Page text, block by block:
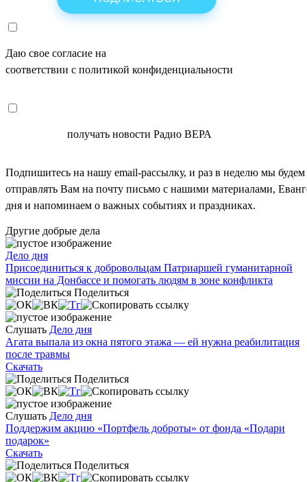
Даю свое согласие на
соответствии с политикой конфиденциальности
получать новости Радио ВЕРА
Подпишитесь на нашу email-рассылку, и раз в неделю мы будем
отправлять Вам на почту письмо с нашими материалами,
дня и напоминаем о важных событиях и праздниках.
Другие добрые дела
Дело дня
Присоединиться к добровольцам Патриаршей гуманитарной
миссии на Донбассе и помогать людям в зоне конфликта
Поделиться
Слушать Дело дня
Агата выпала из окна пятого этажа — ей нужна реабилитация
после травмы
Скачать
Поделиться
Слушать Дело дня
Поддержим акцию «Портфель доброты» от фонда «Подари
подарок»
Скачать
Поделиться